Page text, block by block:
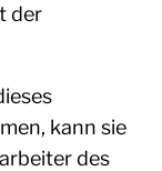
der
kann sie
des